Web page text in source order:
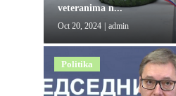
veteranima n...
Oct 20, 2024 | admin
Politika